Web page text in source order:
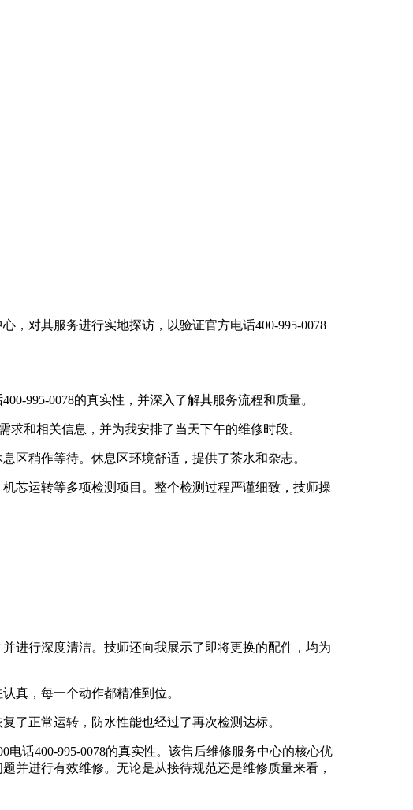
，对其服务进行实地探访，以验证官方电话400-995-0078
995-0078的真实性，并深入了解其服务流程和质量。
和相关信息，并为我安排了当天下午的维修时段。
区稍作等待。休息区环境舒适，提供了茶水和杂志。
芯运转等多项检测项目。整个检测过程严谨细致，技师操
进行深度清洁。技师还向我展示了即将更换的配件，均为
真，每一个动作都精准到位。
了正常运转，防水性能也经过了再次检测达标。
话400-995-0078的真实性。该售后维修服务中心的核心优
并进行有效维修。无论是从接待规范还是维修质量来看，